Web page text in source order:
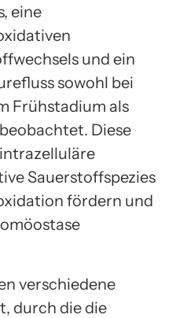
eine
und ein
sowohl bei
Frühstadium als
Diese
Sauerstoffspezies
fördern und
verschiedene
durch die die